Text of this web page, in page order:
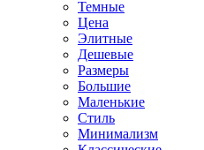
Темные
Цена
Элитные
Дешевые
Размеры
Большие
Маленькие
Стиль
Минимализм